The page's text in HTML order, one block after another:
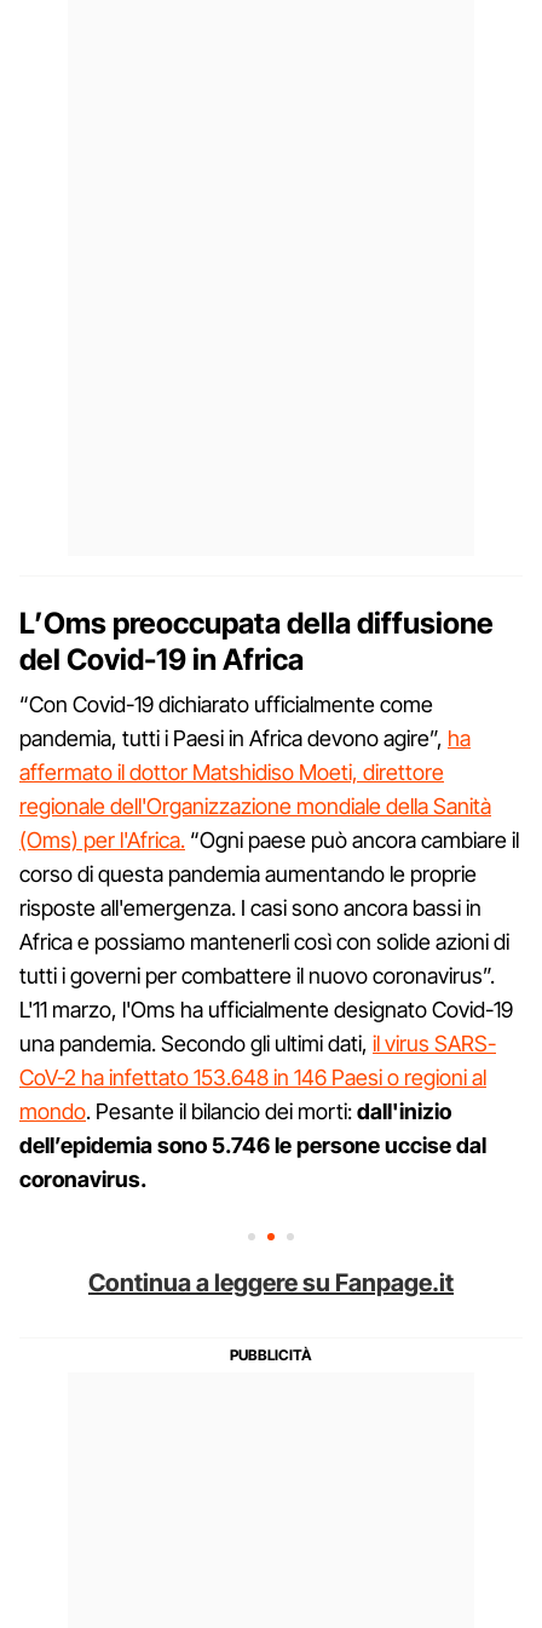
L’Oms preoccupata della diffusione
del Covid-19 in Africa
“Con Covid-19 dichiarato ufficialmente come
pandemia, tutti i Paesi in Africa devono agire”, ha
affermato il dottor Matshidiso Moeti, direttore
regionale dell'Organizzazione mondiale della Sanità
(Oms) per l'Africa. “Ogni paese può ancora cambiare il
corso di questa pandemia aumentando le proprie
risposte all'emergenza. I casi sono ancora bassi in
Africa e possiamo mantenerli così con solide azioni di
tutti i governi per combattere il nuovo coronavirus”.
L'11 marzo, l'Oms ha ufficialmente designato Covid-19
una pandemia. Secondo gli ultimi dati, il virus SARS-
CoV-2 ha infettato 153.648 in 146 Paesi o regioni al
mondo. Pesante il bilancio dei morti:dall'inizio
dell’epidemia sono 5.746 le persone uccise dal
coronavirus.
Continua a leggere su Fanpage.it